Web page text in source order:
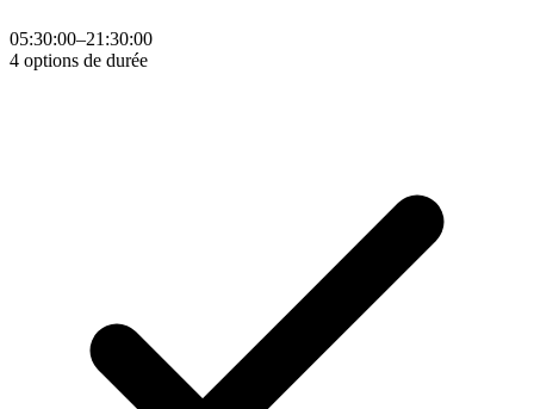
05:30:00–21:30:00
4 options de durée